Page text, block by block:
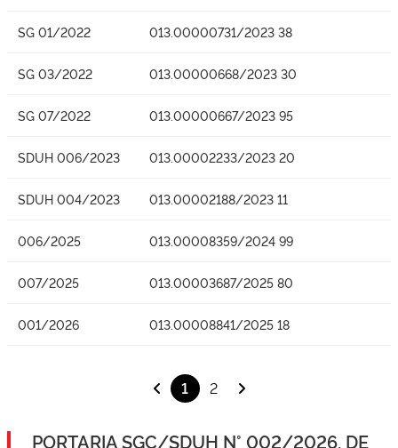
SG 01/2022 013.00000731/2023 38
SG 03/2022 013.00000668/2023 30
SG 07/2022 013.00000667/2023 95
SDUH 006/2023 013.00002233/2023 20
SDUH 004/2023 013.00002188/2023 11
006/2025 013.00008359/2024 99
007/2025 013.00003687/2025 80
001/2026 013.00008841/2025 18
1 2
PORTARIA SGC/SDUH N° 002/2026, DE